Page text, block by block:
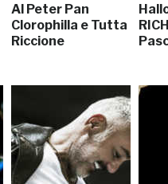
Al Peter Pan
Clorophilla e Tutta
Riccione